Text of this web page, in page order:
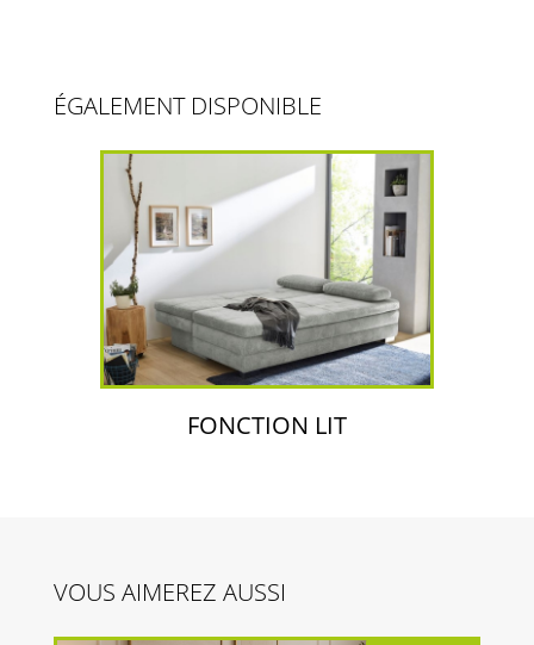
ÉGALEMENT DISPONIBLE
FONCTION LIT
VOUS AIMEREZ AUSSI